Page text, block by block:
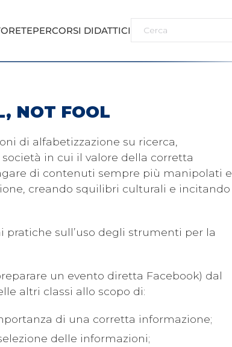
RETEPERCORSI DIDATTICI
NOT FOOL
di alfabetizzazione su ricerca,
in cui il valore della corretta
di contenuti sempre più manipolati e
creando squilibri culturali e incitando
pratiche sull’uso degli strumenti per la
un evento diretta Facebook) dal
altri classi allo scopo di:
di una corretta informazione;
delle informazioni;